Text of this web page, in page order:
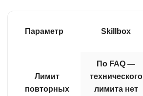
Параметр Skillbox
Лимит
повторных
По FAQ —
технического
лимита нет